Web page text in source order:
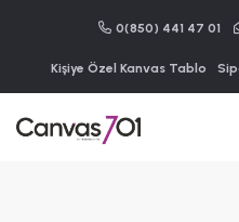
0(850) 441 47 01
Kişiye Özel Kanvas Tablo